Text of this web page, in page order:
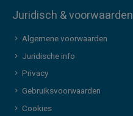
Juridisch & voorwaarden
Algemene voorwaarden
Juridische info
Privacy
Gebruiksvoorwaarden
Cookies